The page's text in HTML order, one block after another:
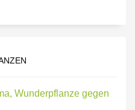
Wunderpflanze gegen